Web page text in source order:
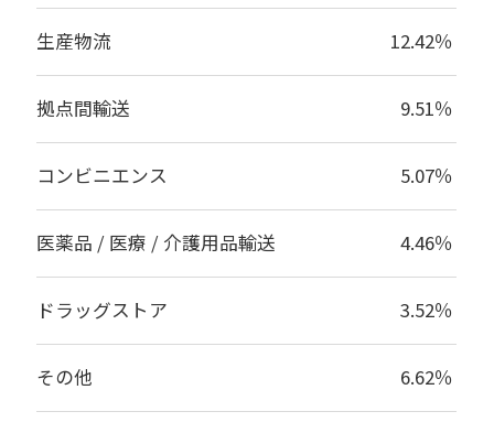
生産物流 12.42％
拠点間輸送 9.51％
コンビニエンス 5.07％
医薬品 / 医療 / 介護用品輸送 4.46％
ドラッグストア 3.52％
その他 6.62％